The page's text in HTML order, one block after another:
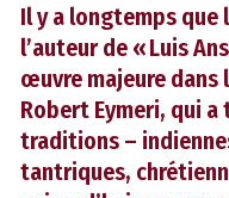
Il y a longtemps que
l’auteur de « Luis
œuvre majeure dans
Robert Eymeri, qui
traditions –
tantriques,